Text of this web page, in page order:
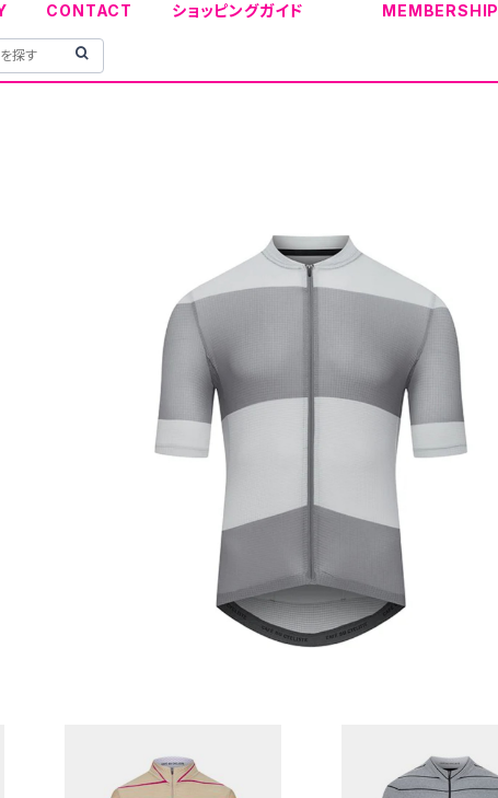
CONTACT ショッピングガイド MEMBERSHIP
Cafe du Cycliste サイクルジャージ （ Angeline ）